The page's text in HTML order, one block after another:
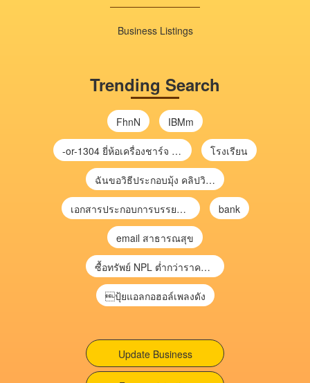
Business Listings
Trending Search
FhnN IBMm
-or-1304 ยี่ห้อเครื่องชาร์จ chargecore โรงเรียน
ฉันขอวิธีประกอบมุ้ง คลิปวิดีโอ การประกอบมุ้ง
เอกสารประกอบการบรรยาย การประเมินความเสี่ยงเพื่อวางแผนการตรวจสอบ \ bank
email สาธารณสุข
ซื้อทรัพย์ NPL ต่ำกว่าราคาตลาด 30-70% แบบไม่ต้องไปประมูล”
ปุ้ยแอลกอฮอล์เพลงดัง
Update Business